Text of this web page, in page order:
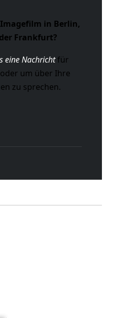
in Berlin,
Frankfurt?
eine Nachrichtfür
um über Ihre
zu sprechen.